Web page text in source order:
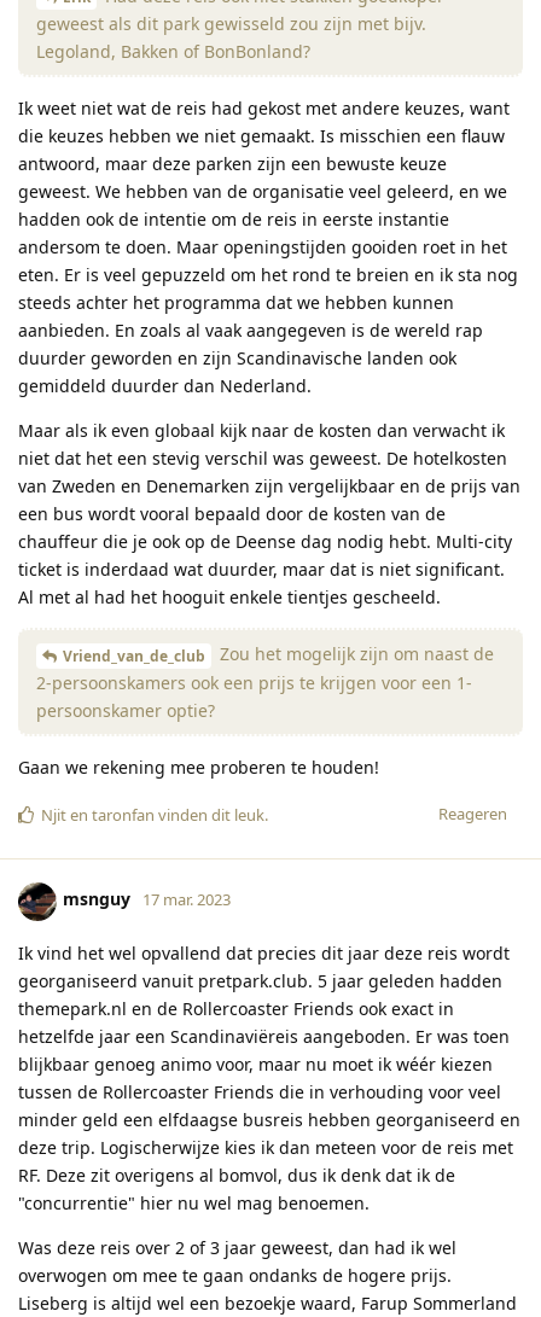
geweest als dit park gewisseld zou zijn met bijv.
Legoland, Bakken of BonBonland?
Ik weet niet wat de reis had gekost met andere keuzes, want
die keuzes hebben we niet gemaakt. Is misschien een flauw
antwoord, maar deze parken zijn een bewuste keuze
geweest. We hebben van de organisatie veel geleerd, en we
hadden ook de intentie om de reis in eerste instantie
andersom te doen. Maar openingstijden gooiden roet in het
eten. Er is veel gepuzzeld om het rond te breien en ik sta nog
steeds achter het programma dat we hebben kunnen
aanbieden. En zoals al vaak aangegeven is de wereld rap
duurder geworden en zijn Scandinavische landen ook
gemiddeld duurder dan Nederland.
Maar als ik even globaal kijk naar de kosten dan verwacht ik
niet dat het een stevig verschil was geweest. De hotelkosten
van Zweden en Denemarken zijn vergelijkbaar en de prijs van
een bus wordt vooral bepaald door de kosten van de
chauffeur die je ook op de Deense dag nodig hebt. Multi-city
ticket is inderdaad wat duurder, maar dat is niet significant.
Al met al had het hooguit enkele tientjes gescheeld.
Vriend_van_de_club
Zou het mogelijk zijn om naast de
2-persoonskamers ook een prijs te krijgen voor een 1-
persoonskamer optie?
Gaan we rekening mee proberen te houden!
Reageren
Njiten taronfan vinden dit leuk.
msnguy 17 mar. 2023
Ik vind het wel opvallend dat precies dit jaar deze reis wordt
georganiseerd vanuit pretpark.club. 5 jaar geleden hadden
themepark.nl en de Rollercoaster Friends ook exact in
hetzelfde jaar een Scandinaviëreis aangeboden. Er was toen
blijkbaar genoeg animo voor, maar nu moet ik wéér kiezen
tussen de Rollercoaster Friends die in verhouding voor veel
minder geld een elfdaagse busreis hebben georganiseerd en
deze trip. Logischerwijze kies ik dan meteen voor de reis met
RF. Deze zit overigens al bomvol, dus ik denk dat ik de
"concurrentie" hier nu wel mag benoemen.
Was deze reis over 2 of 3 jaar geweest, dan had ik wel
overwogen om mee te gaan ondanks de hogere prijs.
Liseberg is altijd wel een bezoekje waard, Farup Sommerland